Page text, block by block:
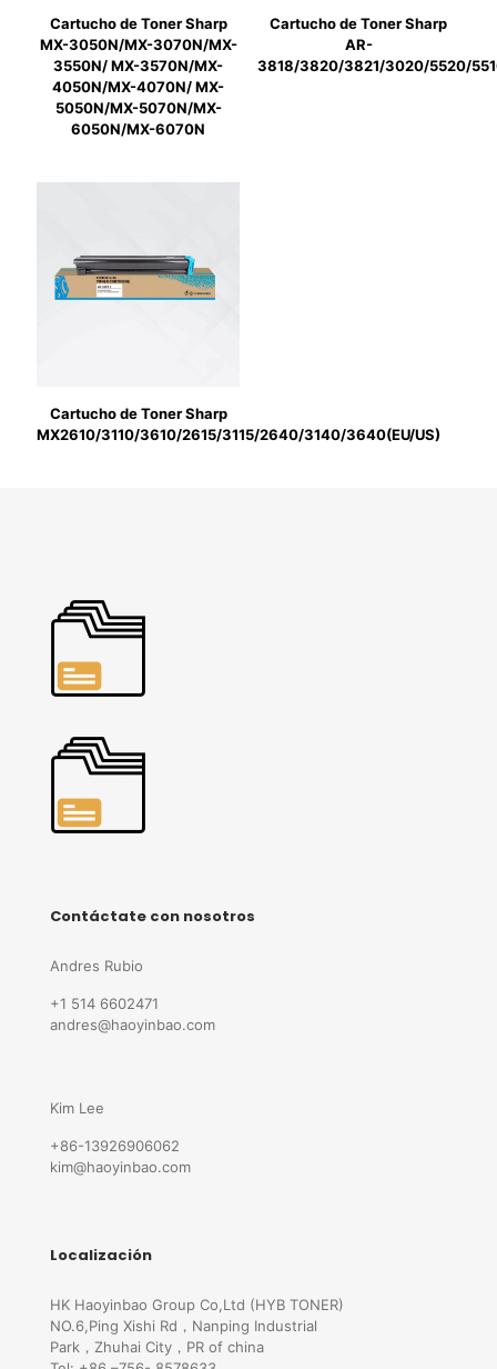
Cartucho de Toner Sharp
MX-3050N/MX-3070N/MX-
3550N/ MX-3570N/MX-
4050N/MX-4070N/ MX-
5050N/MX-5070N/MX-
6050N/MX-6070N
Cartucho de Toner Sharp
AR-
3818/3820/3821/3020/5520/
Cartucho de Toner Sharp
MX2610/3110/3610/2615/3115/2640/3140/3640(EU/US)
Contáctate con nosotros
Andres Rubio
+1 514 6602471
andres@haoyinbao.com
Kim Lee
+86-13926906062
kim@haoyinbao.com
Localización
HK Haoyinbao Group Co,Ltd (HYB TONER)
NO.6,Ping Xishi Rd，Nanping Industrial
Park，Zhuhai City，PR of china